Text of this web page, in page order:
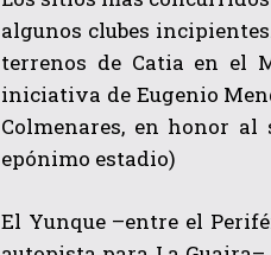
algunos clubes
terrenos de Catia en el
iniciativa de Eugenio
Colmenares, en honor
epónimo estadio)
El Yunque –entre el